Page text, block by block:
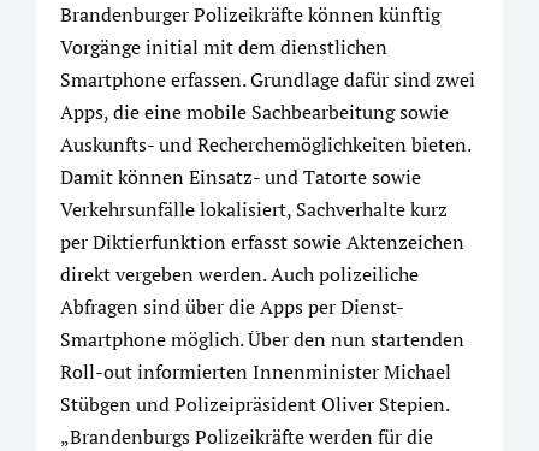
Brandenburger Polizeikräfte können künftig
Vorgänge initial mit dem dienstlichen
Smartphone erfassen. Grundlage dafür sind zwei
Apps, die eine mobile Sachbearbeitung sowie
Auskunfts- und Recherchemöglichkeiten bieten.
Damit können Einsatz- und Tatorte sowie
Verkehrsunfälle lokalisiert, Sachverhalte kurz
per Diktierfunktion erfasst sowie Aktenzeichen
direkt vergeben werden. Auch polizeiliche
Abfragen sind über die Apps per Dienst-
Smartphone möglich. Über den nun startenden
Roll-out informierten Innenminister Michael
Stübgen und Polizeipräsident Oliver Stepien.
„Brandenburgs Polizeikräfte werden für die